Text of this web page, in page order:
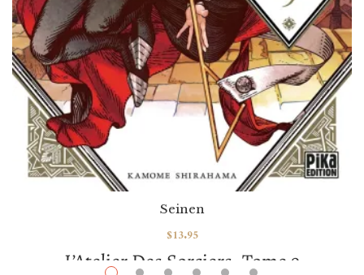
L’Atelier Des Sorciers, Tome 9
Seinen
$13.95